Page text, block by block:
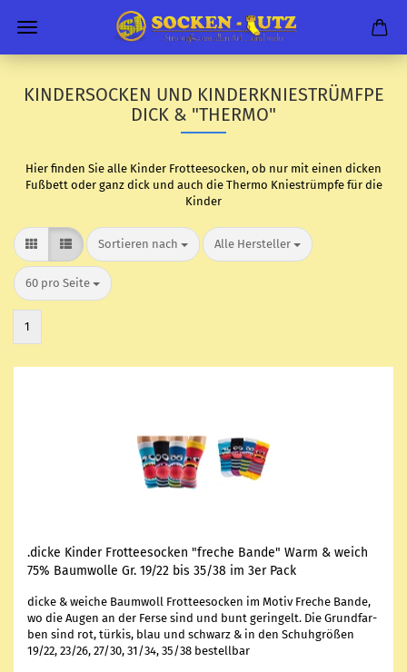
KINDERSOCKEN UND KINDERKNIESTRÜMFPE
DICK & "THERMO"
Hier finden Sie alle Kinder Frotteesocken, ob nur mit einen dicken
Fußbett oder ganz dick und auch die Thermo Kniestrümpfe für die
Kinder
Sortieren nach
Sortieren nach Alle Hersteller
pro Seite
60 pro Seite
pro Seite
1
.dicke Kin­der Frot­tee­so­cken "fre­che Bande" Warm & weich
75% Baum­wol­le Gr. 19/22 bis 35/38 im 3er Pack
dicke & wei­che Baum­woll Frot­tee­so­cken im Motiv Fre­che Bande,
wo die Augen an der Ferse sind und bunt ge­rin­gelt. Die Grund­far­
ben sind rot, tür­kis, blau und schwarz & in den Schuh­grö­ßen
19/22, 23/26, 27/30, 31/34, 35/38 be­stell­bar